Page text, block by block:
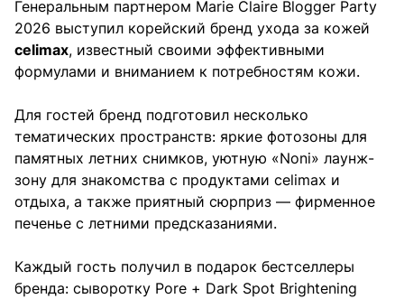
Генеральным партнером Marie Claire Blogger Party
2026 выступил корейский бренд ухода за кожей
celimax, известный своими эффективными
формулами и вниманием к потребностям кожи.
Для гостей бренд подготовил несколько
тематических пространств: яркие фотозоны для
памятных летних снимков, уютную «Noni» лаунж-
зону для знакомства с продуктами celimax и
отдыха, а также приятный сюрприз — фирменное
печенье с летними предсказаниями.
Каждый гость получил в подарок бестселлеры
бренда: сыворотку Pore + Dark Spot Brightening